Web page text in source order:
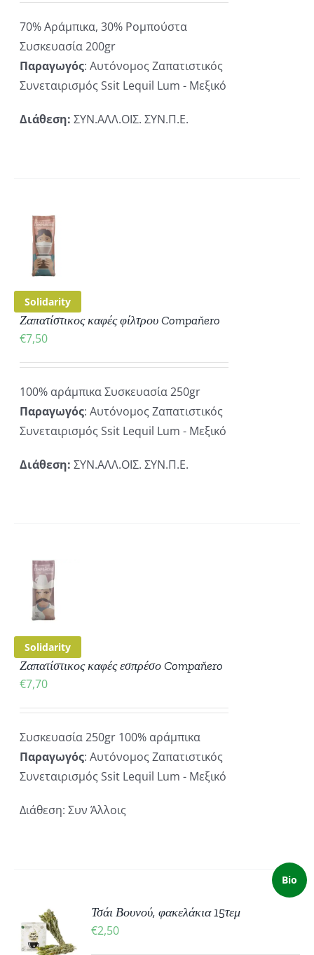
70% Αράμπικα, 30% Ρομπούστα
Συσκευασία 200gr
Παραγωγός: Αυτόνομος Ζαπατιστικός
Συνεταιρισμός Ssit Lequil Lum - Μεξικό
Διάθεση:ΣΥΝ.ΑΛΛ.ΟΙΣ. ΣΥΝ.Π.Ε.
Solidarity
Ζαπατίστικος καφές φίλτρου Compaňero
€7,50
100% αράμπικα Συσκευασία 250gr
Παραγωγός: Αυτόνομος Ζαπατιστικός
Συνεταιρισμός Ssit Lequil Lum - Μεξικό
Διάθεση: ΣΥΝ.ΑΛΛ.ΟΙΣ. ΣΥΝ.Π.Ε.
Solidarity
Ζαπατίστικος καφές εσπρέσο Compaňero
€7,70
Συσκευασία 250gr 100% αράμπικα
Παραγωγός: Αυτόνομος Ζαπατιστικός
Συνεταιρισμός Ssit Lequil Lum - Μεξικό
Διάθεση: Συν Άλλοις
Bio
Τσάι Βουνού, φακελάκια 15τεμ
€2,50